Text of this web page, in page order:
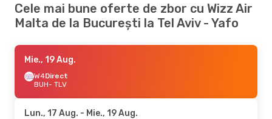
Cele mai bune oferte de zbor cu Wizz Air
Malta de la București la Tel Aviv - Yafo
Mie., 19 Aug.
W4Direct
BUH- TLV
Lun., 17 Aug. - Mie., 19 Aug.